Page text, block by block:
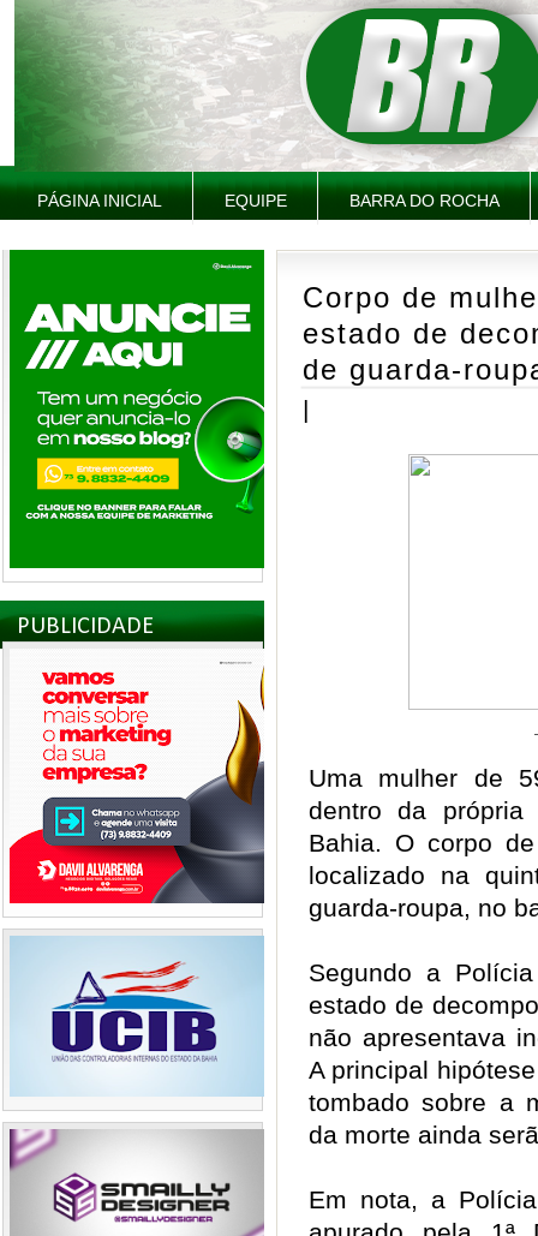
PÁGINA INICIAL EQUIPE BARRA DO ROCHA
PUBLICIDADE
Corpo de
estado de
de guarda-
|
Uma mulher de
dentro da
Bahia. O corpo
localizado na
guarda-roupa, no
Segundo a
estado de
não apresentava
A principal
tombado sobre a
da morte ainda
Em nota, a